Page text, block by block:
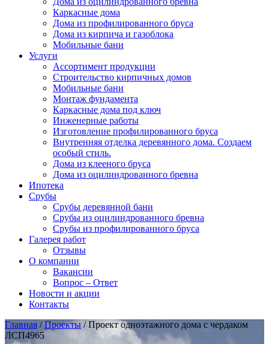
Каркасные дома
Дома из профилированного бруса
Дома из кирпича и газоблока
Мобильные бани
Услуги
Ассортимент продукции
Строительство кирпичных домов
Мобильные бани
Монтаж фундамента
Каркасные дома под ключ
Инженерные работы
Изготовление профилированного бруса
Внутренняя отделка деревянного дома. Создаем
особый стиль.
Дома из клееного бруса
Дома из оцилиндрованного бревна
Ипотека
Срубы
Срубы деревянной бани
Срубы из оцилиндрованного бревна
Срубы из профилированного бруса
Галерея работ
Отзывы
О компании
Вакансии
Вопрос – Ответ
Новости и акции
Контакты
Главная / Проекты / Проект одноэтажного дома с чердаком
ЛСП4965